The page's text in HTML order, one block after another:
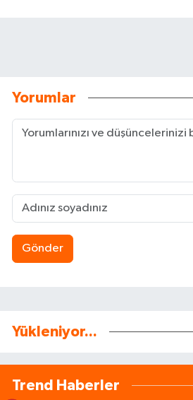
Yorumlar
Gönder
Yükleniyor...
Trend Haberler